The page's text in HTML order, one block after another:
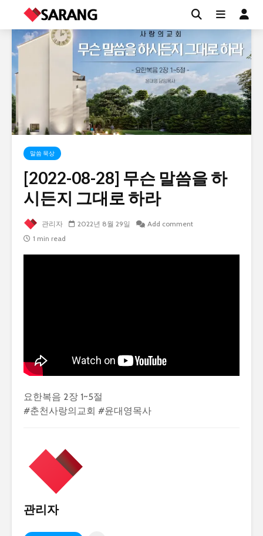
말씀 묵상
[2022-08-28] 무슨 말씀을 하
시든지 그대로 하라
관리자 2022년 8월 29일
Add comment
1 min read
요한복음 2장 1~5절
#춘천사랑의교회 #윤대영목사
관리자